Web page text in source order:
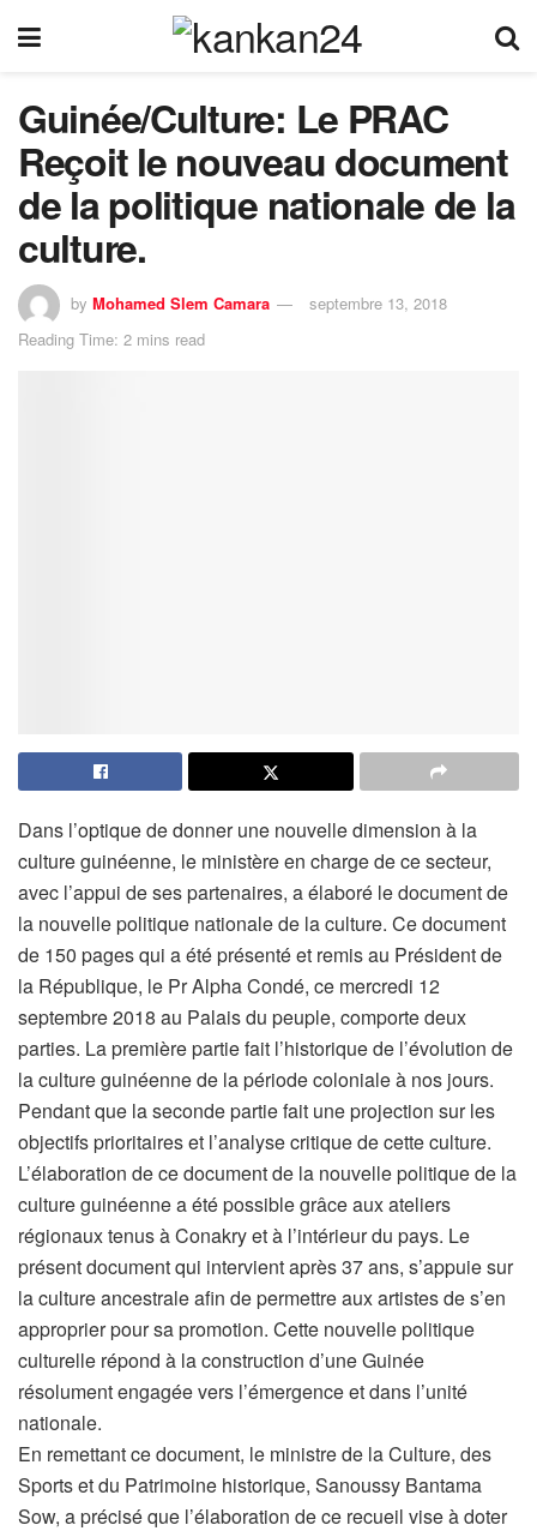
Guinée/Culture: Le PRAC
Reçoit le nouveau document
de la politique nationale de la
culture.
by Mohamed Slem Camara
septembre 13, 2018
Reading Time: 2 mins read
Dans l’optique de donner une nouvelle dimension à la
culture guinéenne, le ministère en charge de ce secteur,
avec l’appui de ses partenaires, a élaboré le document de
la nouvelle politique nationale de la culture. Ce document
de 150 pages qui a été présenté et remis au Président de
la République, le Pr Alpha Condé, ce mercredi 12
septembre 2018 au Palais du peuple, comporte deux
parties. La première partie fait l’historique de l’évolution de
la culture guinéenne de la période coloniale à nos jours.
Pendant que la seconde partie fait une projection sur les
objectifs prioritaires et l’analyse critique de cette culture.
L’élaboration de ce document de la nouvelle politique de la
culture guinéenne a été possible grâce aux ateliers
régionaux tenus à Conakry et à l’intérieur du pays. Le
présent document qui intervient après 37 ans, s’appuie sur
la culture ancestrale afin de permettre aux artistes de s’en
approprier pour sa promotion. Cette nouvelle politique
culturelle répond à la construction d’une Guinée
résolument engagée vers l’émergence et dans l’unité
nationale.
En remettant ce document, le ministre de la Culture, des
Sports et du Patrimoine historique, Sanoussy Bantama
Sow, a précisé que l’élaboration de ce recueil vise à doter